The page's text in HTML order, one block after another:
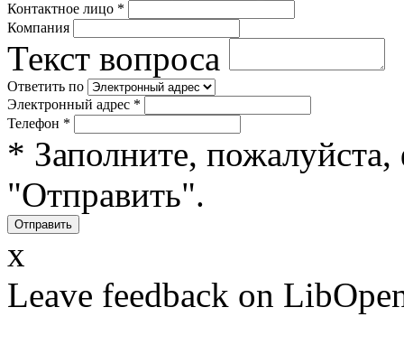
Контактное лицо *
Компания
Текст вопроса
Ответить по
Электронный адрес *
Телефон *
* Заполните,
"Отправить".
x
Leave feedback on